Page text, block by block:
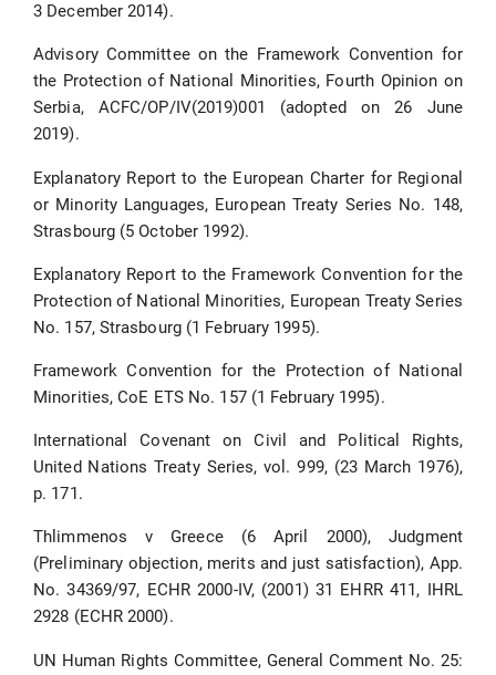
3 December 2014).
Advisory Committee on the Framework Convention for
the Protection of National Minorities, Fourth Opinion on
Serbia, ACFC/OP/IV(2019)001 (adopted on 26 June
2019).
Explanatory Report to the European Charter for Regional
or Minority Languages, European Treaty Series No. 148,
Strasbourg (5 October 1992).
Explanatory Report to the Framework Convention for the
Protection of National Minorities, European Treaty Series
No. 157, Strasbourg (1 February 1995).
Framework Convention for the Protection of National
Minorities, CoE ETS No. 157 (1 February 1995).
International Covenant on Civil and Political Rights,
United Nations Treaty Series, vol. 999, (23 March 1976),
p. 171.
Thlimmenos v Greece (6 April 2000), Judgment
(Preliminary objection, merits and just satisfaction), App.
No. 34369/97, ECHR 2000-IV, (2001) 31 EHRR 411, IHRL
2928 (ECHR 2000).
UN Human Rights Committee, General Comment No. 25: